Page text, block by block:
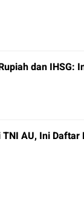
dan IHSG:
AU, Ini Daftar